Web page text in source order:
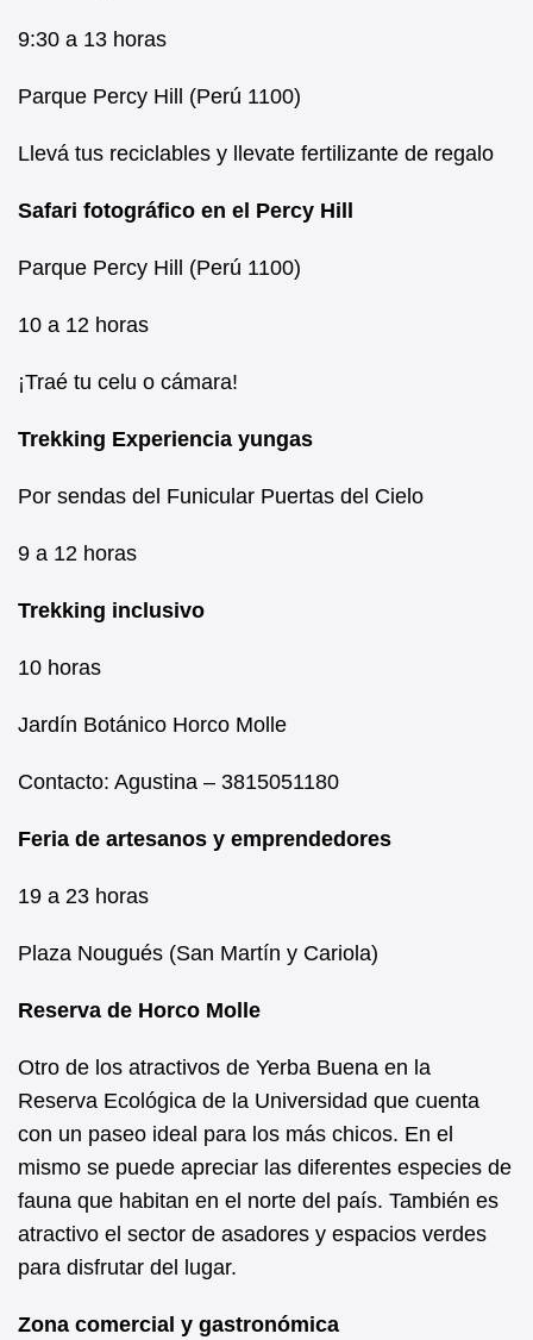
9:30 a 13 horas
Parque Percy Hill (Perú 1100)
Llevá tus reciclables y llevate fertilizante de regalo
Safari fotográfico en el Percy Hill
Parque Percy Hill (Perú 1100)
10 a 12 horas
¡Traé tu celu o cámara!
Trekking Experiencia yungas
Por sendas del Funicular Puertas del Cielo
9 a 12 horas
Trekking inclusivo
10 horas
Jardín Botánico Horco Molle
Contacto: Agustina – 3815051180
Feria de artesanos y emprendedores
19 a 23 horas
Plaza Nougués (San Martín y Cariola)
Reserva de Horco Molle
Otro de los atractivos de Yerba Buena en la
Reserva Ecológica de la Universidad que cuenta
con un paseo ideal para los más chicos. En el
mismo se puede apreciar las diferentes especies de
fauna que habitan en el norte del país. También es
atractivo el sector de asadores y espacios verdes
para disfrutar del lugar.
Zona comercial y gastronómica